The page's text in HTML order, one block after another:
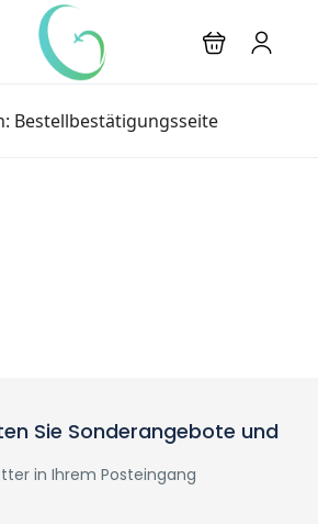
Bestellbestätigungsseite
Sie Sonderangebote und
in Ihrem Posteingang